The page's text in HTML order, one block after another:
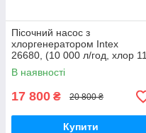
Пісочний насос з
хлоргенератором Intex
26680, (10 000 л/год, хлор 11
г/год)
В наявності
17 800 ₴ 20 800 ₴
Купити